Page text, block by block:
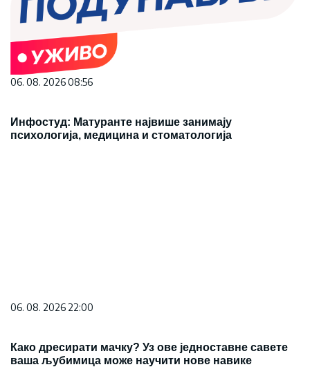
06. 08. 2026 08:56
Инфостуд: Матуранте највише занимају
психологија, медицина и стоматологија
06. 08. 2026 22:00
Како дресирати мачку? Уз ове једноставне савете
ваша љубимица може научити нове навике